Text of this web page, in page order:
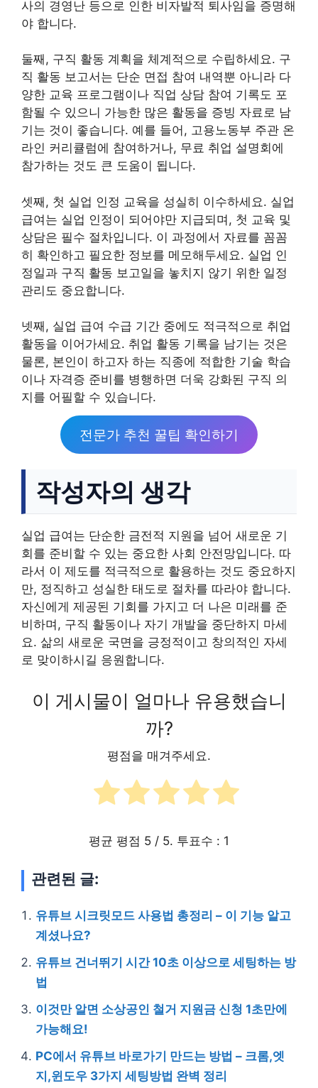
사의 경영난 등으로 인한 비자발적 퇴사임을 증명해
야 합니다.
둘째, 구직 활동 계획을 체계적으로 수립하세요. 구
직 활동 보고서는 단순 면접 참여 내역뿐 아니라 다
양한 교육 프로그램이나 직업 상담 참여 기록도 포
함될 수 있으니 가능한 많은 활동을 증빙 자료로 남
기는 것이 좋습니다. 예를 들어, 고용노동부 주관 온
라인 커리큘럼에 참여하거나, 무료 취업 설명회에
참가하는 것도 큰 도움이 됩니다.
셋째, 첫 실업 인정 교육을 성실히 이수하세요. 실업
급여는 실업 인정이 되어야만 지급되며, 첫 교육 및
상담은 필수 절차입니다. 이 과정에서 자료를 꼼꼼
히 확인하고 필요한 정보를 메모해두세요. 실업 인
정일과 구직 활동 보고일을 놓치지 않기 위한 일정
관리도 중요합니다.
넷째, 실업 급여 수급 기간 중에도 적극적으로 취업
활동을 이어가세요. 취업 활동 기록을 남기는 것은
물론, 본인이 하고자 하는 직종에 적합한 기술 학습
이나 자격증 준비를 병행하면 더욱 강화된 구직 의
지를 어필할 수 있습니다.
전문가 추천 꿀팁 확인하기
작성자의 생각
실업 급여는 단순한 금전적 지원을 넘어 새로운 기
회를 준비할 수 있는 중요한 사회 안전망입니다. 따
라서 이 제도를 적극적으로 활용하는 것도 중요하지
만, 정직하고 성실한 태도로 절차를 따라야 합니다.
자신에게 제공된 기회를 가지고 더 나은 미래를 준
비하며, 구직 활동이나 자기 개발을 중단하지 마세
요. 삶의 새로운 국면을 긍정적이고 창의적인 자세
로 맞이하시길 응원합니다.
이 게시물이 얼마나 유용했습니
까?
평점을 매겨주세요.
평균 평점 5 / 5. 투표수 : 1
관련된 글:
유튜브 시크릿모드 사용법 총정리 – 이 기능 알고
계셨나요?
유튜브 건너뛰기 시간 10초 이상으로 세팅하는 방
법
이것만 알면 소상공인 철거 지원금 신청 1초만에
가능해요!
PC에서 유튜브 바로가기 만드는 방법 – 크롬,엣
지,윈도우 3가지 세팅방법 완벽 정리